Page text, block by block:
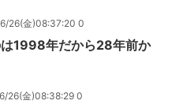
26(金)08:37:20 0
1998年だから28年前か
26(金)08:38:29 0